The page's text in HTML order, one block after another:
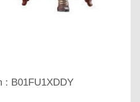
: B01FU1XDDY